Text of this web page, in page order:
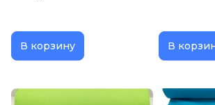
В корзину В